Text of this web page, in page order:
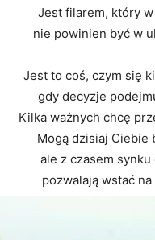
Jest filarem, który
nie powinien być w
Jest to coś, czym się
gdy decyzje
Kilka ważnych chcę
Mogą dzisiaj Ciebie
ale z czasem synku
pozwalają wstać na